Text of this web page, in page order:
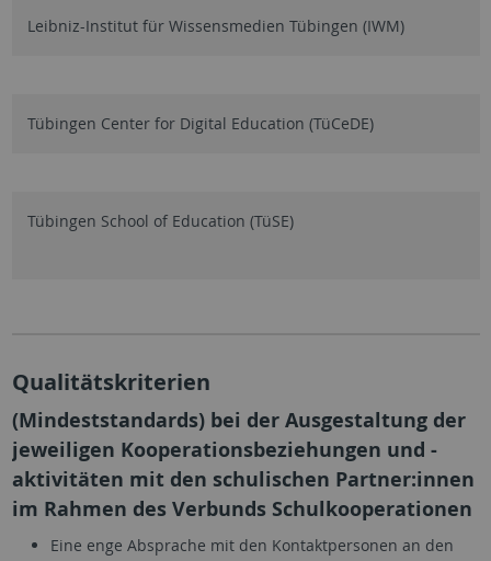
Leibniz-Institut für Wissensmedien Tübingen (IWM)
Tübingen Center for Digital Education (TüCeDE)
Tübingen School of Education (TüSE)
Qualitätskriterien
(Mindeststandards) bei der Ausgestaltung der
jeweiligen Kooperationsbeziehungen und -
aktivitäten mit den schulischen Partner:innen
im Rahmen des Verbunds Schulkooperationen
Eine enge Absprache mit den Kontaktpersonen an den